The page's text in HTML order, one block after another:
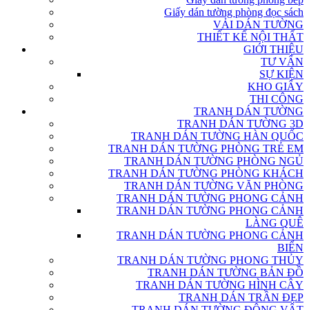
Giấy dán tường phòng đọc sách
VẢI DÁN TƯỜNG
THIẾT KẾ NỘI THẤT
GIỚI THIỆU
TƯ VẤN
SỰ KIỆN
KHO GIẤY
THI CÔNG
TRANH DÁN TƯỜNG
TRANH DÁN TƯỜNG 3D
TRANH DÁN TƯỜNG HÀN QUỐC
TRANH DÁN TƯỜNG PHÒNG TRẺ EM
TRANH DÁN TƯỜNG PHÒNG NGỦ
TRANH DÁN TƯỜNG PHÒNG KHÁCH
TRANH DÁN TƯỜNG VĂN PHÒNG
TRANH DÁN TƯỜNG PHONG CẢNH
TRANH DÁN TƯỜNG PHONG CẢNH
LÀNG QUÊ
TRANH DÁN TƯỜNG PHONG CẢNH
BIỂN
TRANH DÁN TƯỜNG PHONG THỦY
TRANH DÁN TƯỜNG BẢN ĐỒ
TRANH DÁN TƯỜNG HÌNH CÂY
TRANH DÁN TRẦN ĐẸP